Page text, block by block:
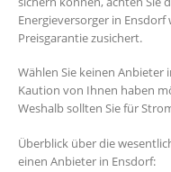
Energieversorger in
Preisgarantie zusichert.
Wählen Sie keinen Anbieter
Kaution von Ihnen haben
Weshalb sollten Sie für
Überblick über die
einen Anbieter in Ensdorf: